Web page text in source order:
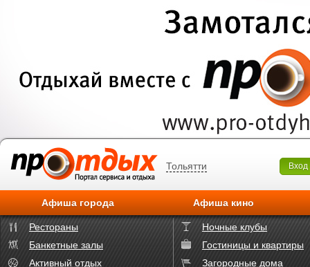
Тольятти Вход
Афиша города Афиша кино
Рестораны
Ночные клубы
Банкетные залы
Гостиницы и квартиры
Активный отдых
Загородные дома